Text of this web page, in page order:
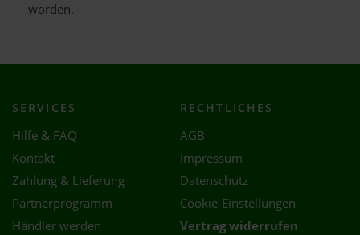
worden.
SERVICES
Hilfe & FAQ
Kontakt
Zahlung & Lieferung
Partnerprogramm
Händler werden
RECHTLICHES
AGB
Impressum
Datenschutz
Cookie-Einstellungen
Vertrag widerrufen